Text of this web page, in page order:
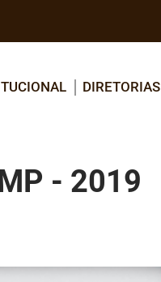
DIRETORIAS
- 2019